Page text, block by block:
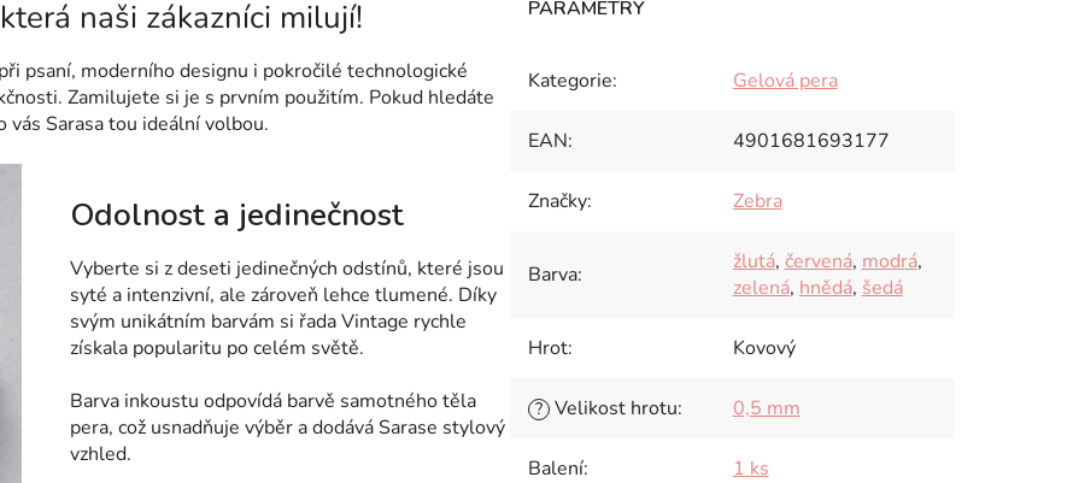
naši zákazníci milují!
psaní, moderního designu i pokročilé technologické
Zamilujete si je s prvním použitím. Pokud hledáte
vás Sarasa tou ideální volbou.
Odolnost a jedinečnost
Vyberte si z deseti jedinečných odstínů, které jsou
syté a intenzivní, ale zároveň lehce tlumené. Díky
svým unikátním barvám si řada Vintage rychle
získala popularitu po celém světě.
Barva inkoustu odpovídá barvě samotného těla
pera, což usnadňuje výběr a dodává Sarase stylový
vzhled.
Kategorie: Gelová pera
EAN: 4901681693177
Značky: Zebra
Barva: žlutá, červená, modrá,
zelená, hnědá, šedá
Hrot: Kovový
? Velikost hrotu: 0,5 mm
Balení: 1 ks